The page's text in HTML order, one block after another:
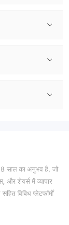
साल का अनुभव है, जो
और शेयर्स में व्यापार
विविध प्लेटफॉर्मों